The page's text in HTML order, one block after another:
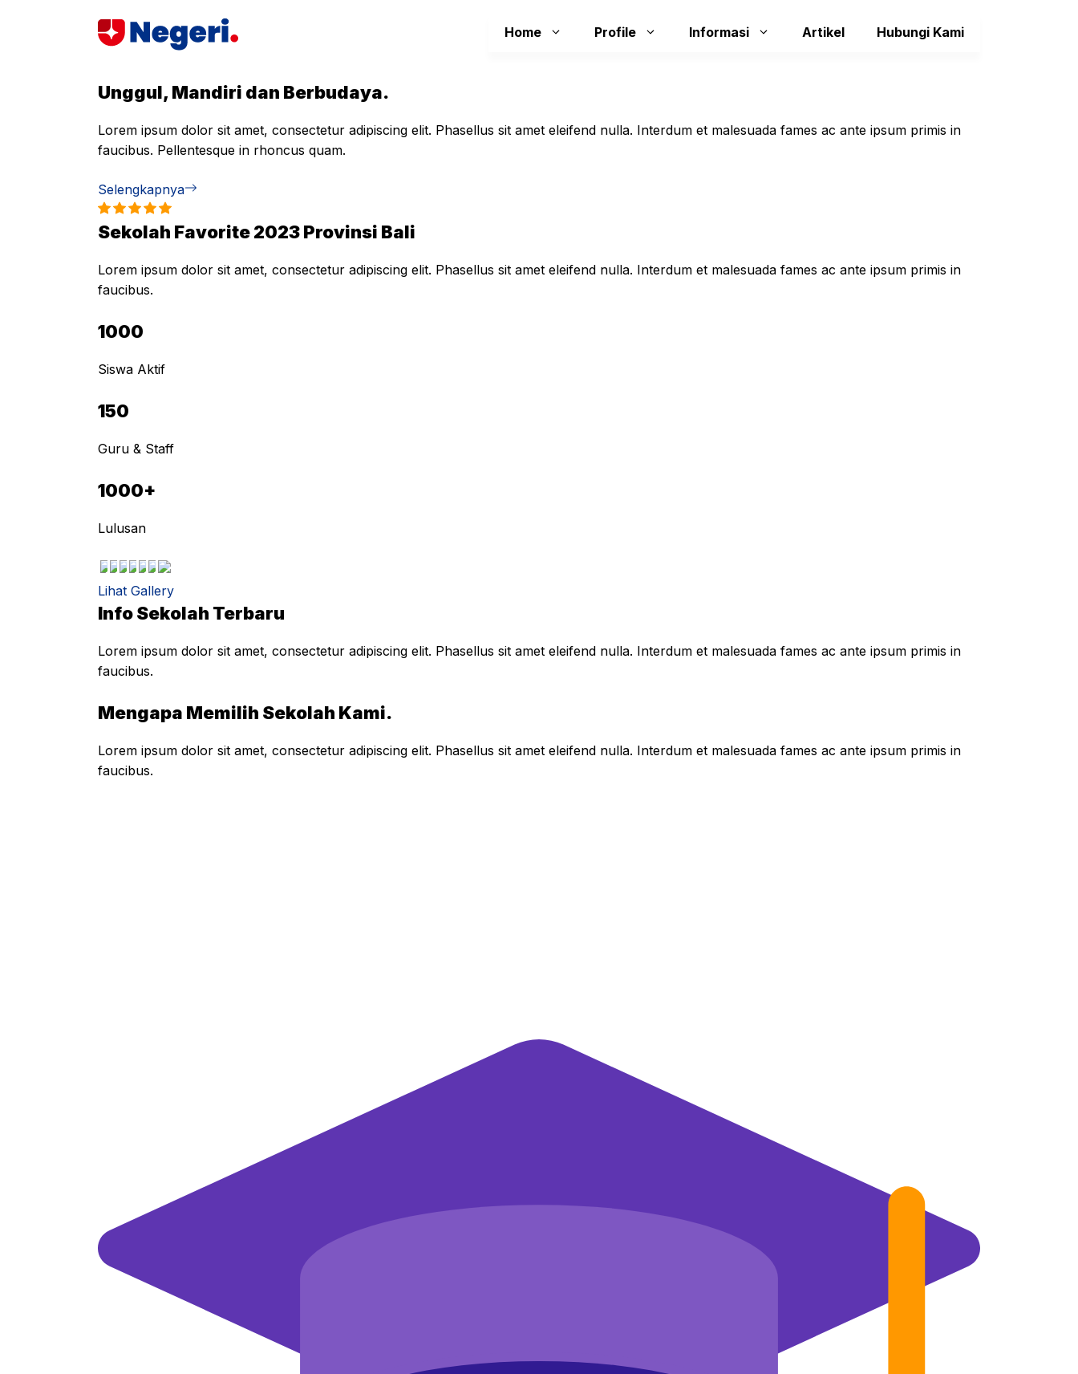
Home Profile Informasi Artikel Hubungi Kami
Unggul, Mandiri dan Berbudaya.
Lorem ipsum dolor sit amet, consectetur adipiscing elit. Phasellus sit amet eleifend nulla. Interdum et malesuada fames ac ante ipsum primis in
faucibus. Pellentesque in rhoncus quam.
Selengkapnya
Sekolah Favorite 2023 Provinsi Bali
Lorem ipsum dolor sit amet, consectetur adipiscing elit. Phasellus sit amet eleifend nulla. Interdum et malesuada fames ac ante ipsum primis in
faucibus.
1000
Siswa Aktif
150
Guru & Staff
1000+
Lulusan
Lihat Gallery
Info Sekolah Terbaru
Lorem ipsum dolor sit amet, consectetur adipiscing elit. Phasellus sit amet eleifend nulla. Interdum et malesuada fames ac ante ipsum primis in
faucibus.
Mengapa Memilih Sekolah Kami.
Lorem ipsum dolor sit amet, consectetur adipiscing elit. Phasellus sit amet eleifend nulla. Interdum et malesuada fames ac ante ipsum primis in
faucibus.